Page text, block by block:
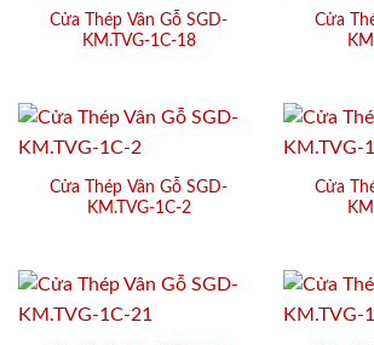
Cửa Thép Vân Gỗ SGD-
KM.TVG-1C-18
Cửa
Cửa Thép Vân Gỗ SGD-
KM.TVG-1C-2
Cửa